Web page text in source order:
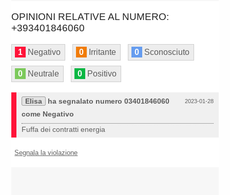
OPINIONI RELATIVE AL NUMERO:
+393401846060
1 Negativo 0 Irritante 0 Sconosciuto
0 Neutrale 0 Positivo
2023-01-28
Elisa
ha segnalato numero 03401846060
come Negativo
Fuffa dei contratti energia
Segnala la violazione